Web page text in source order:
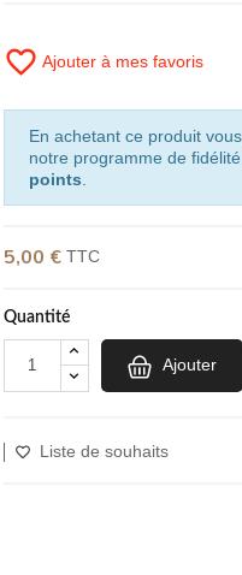
favorite_border Ajouter à mes favoris
En achetant ce produit
notre programme de
points
5,00 €TTC
Quantité
Ajouter
Liste de souhaits